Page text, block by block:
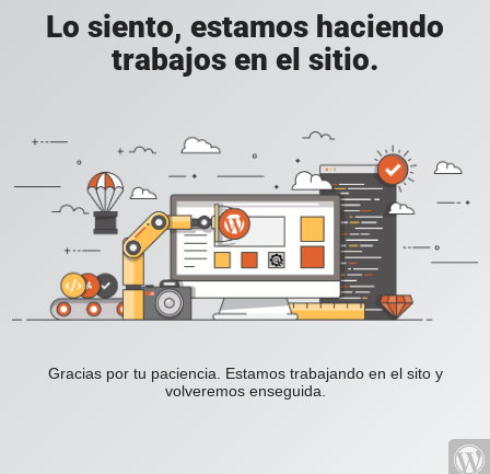
Lo siento, estamos haciendo
trabajos en el sitio.
Gracias por tu paciencia. Estamos trabajando en el sito y
volveremos enseguida.